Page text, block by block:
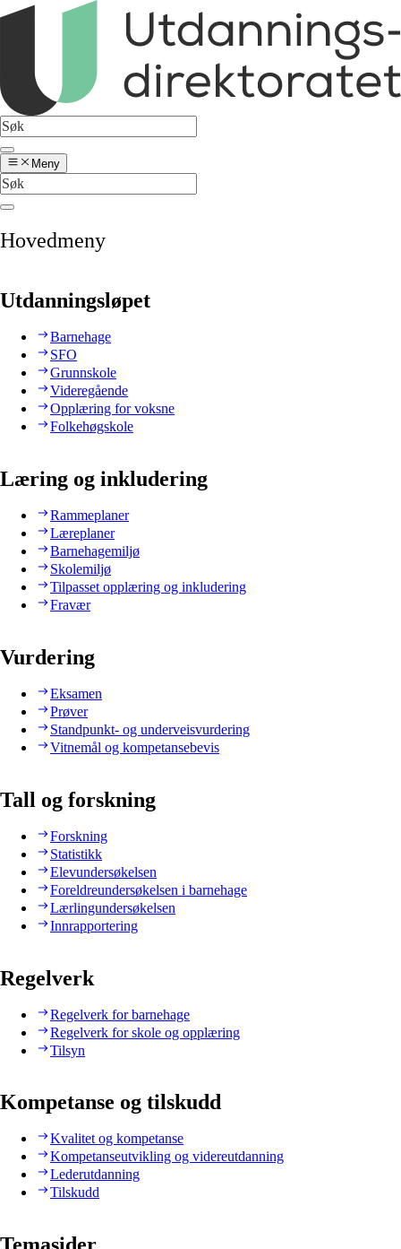
Meny
Hovedmeny
Utdanningsløpet
Barnehage
SFO
Grunnskole
Videregående
Opplæring for voksne
Folkehøgskole
Læring og inkludering
Rammeplaner
Læreplaner
Barnehagemiljø
Skolemiljø
Tilpasset opplæring og inkludering
Fravær
Vurdering
Eksamen
Prøver
Standpunkt- og underveisvurdering
Vitnemål og kompetansebevis
Tall og forskning
Forskning
Statistikk
Elevundersøkelsen
Foreldreundersøkelsen i barnehage
Lærlingundersøkelsen
Innrapportering
Regelverk
Regelverk for barnehage
Regelverk for skole og opplæring
Tilsyn
Kompetanse og tilskudd
Kvalitet og kompetanse
Kompetanseutvikling og videreutdanning
Lederutdanning
Tilskudd